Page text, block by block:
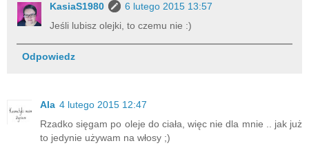
KasiaS1980
6 lutego 2015 13:57
Jeśli lubisz olejki, to czemu nie :)
Odpowiedz
Ala 4 lutego 2015 12:47
Rzadko sięgam po oleje do ciała, więc nie dla mnie .. jak już
to jedynie używam na włosy ;)